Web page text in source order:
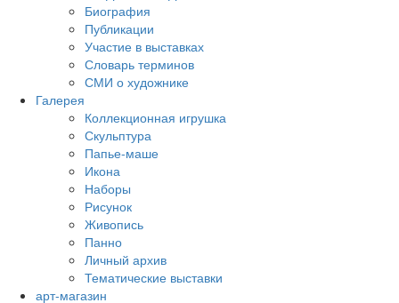
Биография
Публикации
Участие в выставках
Словарь терминов
СМИ о художнике
Галерея
Коллекционная игрушка
Скульптура
Папье-маше
Икона
Наборы
Рисунок
Живопись
Панно
Личный архив
Тематические выставки
арт-магазин